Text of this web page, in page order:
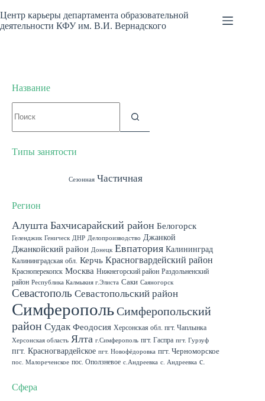
к
сути
Центр карьеры департамента образовательной
деятельности КФУ им. В.И. Вернадского
Название
не
Типы занятости
Сезонная Частичная
Регион
Алушта Бахчисарайский район Белогорск
Геленджик Геническ ДНР Делопроизводство Джанкой
Джанкойский район Донецк Евпатория Калининград
Калининградская обл. Керчь Красногвардейский район
Красноперекопск Москва Нижнегорский район Раздольненский
район Республика Калмыкия г.Элиста Саки Саяногорск
Севастополь Севастопольский район
СимферопольСимферопольский
район Судак Феодосия Херсонская обл. пгт. Чаплынка
Херсонская область Ялта г.Симферополь пгт. Гаспра пгт. Гурзуф
пгт. Красногвардейское пгт. Новофёдоровка пгт. Черноморское
пос. Малореченское пос. Оползневое с.Андреевка с. Андреевка с.
с.Школьное
Сфера